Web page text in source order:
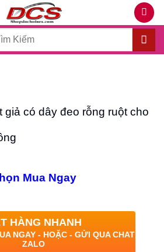
Mua Ngay
HÀNG NHANH
NGAY - HOẶC - GỬI QUA CHAT
ZALO